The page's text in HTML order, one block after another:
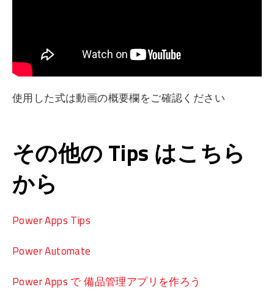
使用した式は動画の概要欄をご確認ください
その他の Tips はこちら
から
Power Apps Tips
Power Automate
Power Apps で 備品管理アプリを作ろう